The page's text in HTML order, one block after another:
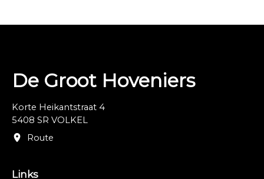
De Groot Hoveniers
Korte Heikantstraat 4
5408 SR VOLKEL
Route
Links